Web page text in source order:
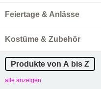
Feiertage & Anlässe
Kostüme & Zubehör
Produkte von A bis Z
alle anzeigen